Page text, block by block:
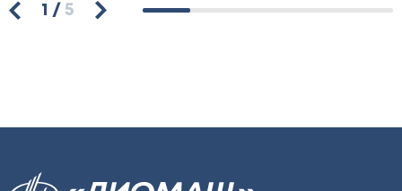
1 / 5